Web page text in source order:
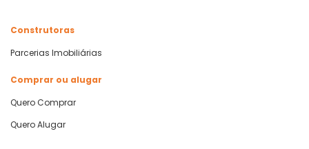
Construtoras
Parcerias Imobiliárias
Comprar ou alugar
Quero Comprar
Quero Alugar